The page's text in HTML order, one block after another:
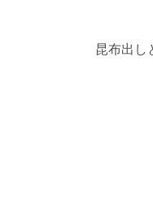
昆布出し